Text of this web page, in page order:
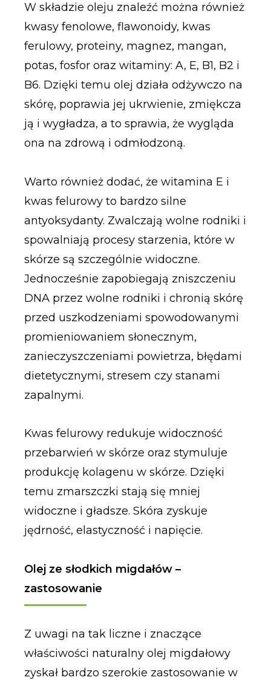
W składzie oleju znaleźć można również
kwasy fenolowe, flawonoidy, kwas
ferulowy, proteiny, magnez, mangan,
potas, fosfor oraz witaminy: A, E, B1, B2 i
B6. Dzięki temu olej działa odżywczo na
skórę, poprawia jej ukrwienie, zmiękcza
ją i wygładza, a to sprawia, że wygląda
ona na zdrową i odmłodzoną.
Warto również dodać, że witamina E i
kwas felurowy to bardzo silne
antyoksydanty. Zwalczają wolne rodniki i
spowalniają procesy starzenia, które w
skórze są szczególnie widoczne.
Jednocześnie zapobiegają zniszczeniu
DNA przez wolne rodniki i chronią skórę
przed uszkodzeniami spowodowanymi
promieniowaniem słonecznym,
zanieczyszczeniami powietrza, błędami
dietetycznymi, stresem czy stanami
zapalnymi.
Kwas felurowy redukuje widoczność
przebarwień w skórze oraz stymuluje
produkcję kolagenu w skórze. Dzięki
temu zmarszczki stają się mniej
widoczne i gładsze. Skóra zyskuje
jędrność, elastyczność i napięcie.
Olej ze słodkich migdałów –
zastosowanie
Z uwagi na tak liczne i znaczące
właściwości naturalny olej migdałowy
zyskał bardzo szerokie zastosowanie w